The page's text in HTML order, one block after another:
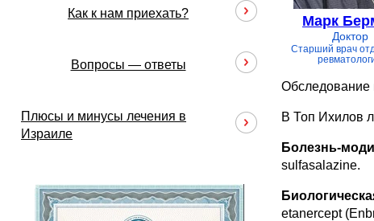
Как к нам приехать?
Вопросы — ответы
Плюсы и минусы лечения в
Израиле
Марк
Доктор
Старший врач
Обследование
В Топ Ихилов
Болезнь-
sulfasalazine.
etanercept